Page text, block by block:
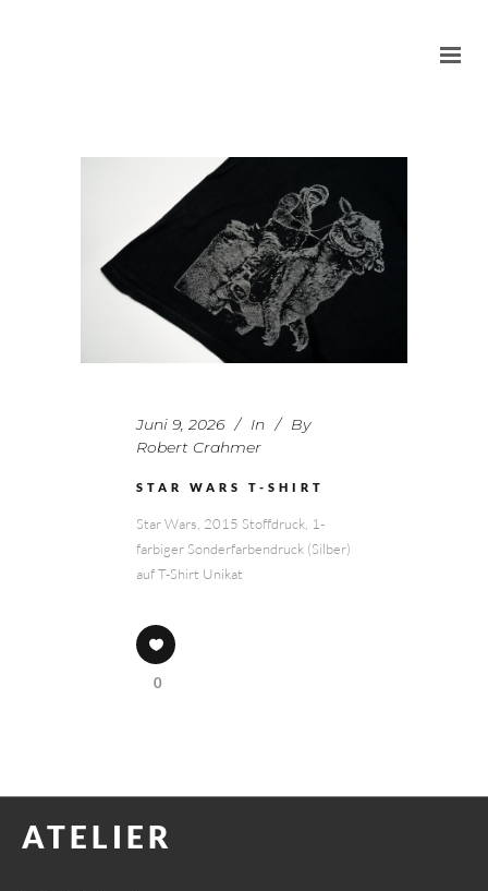
Juni 9, 2026 In
By
Robert Crahmer
STAR WARS T-SHIRT
Star Wars, 2015 Stoffdruck, 1-
farbiger Sonderfarbendruck (Silber)
auf T-Shirt Unikat
0
ATELIER